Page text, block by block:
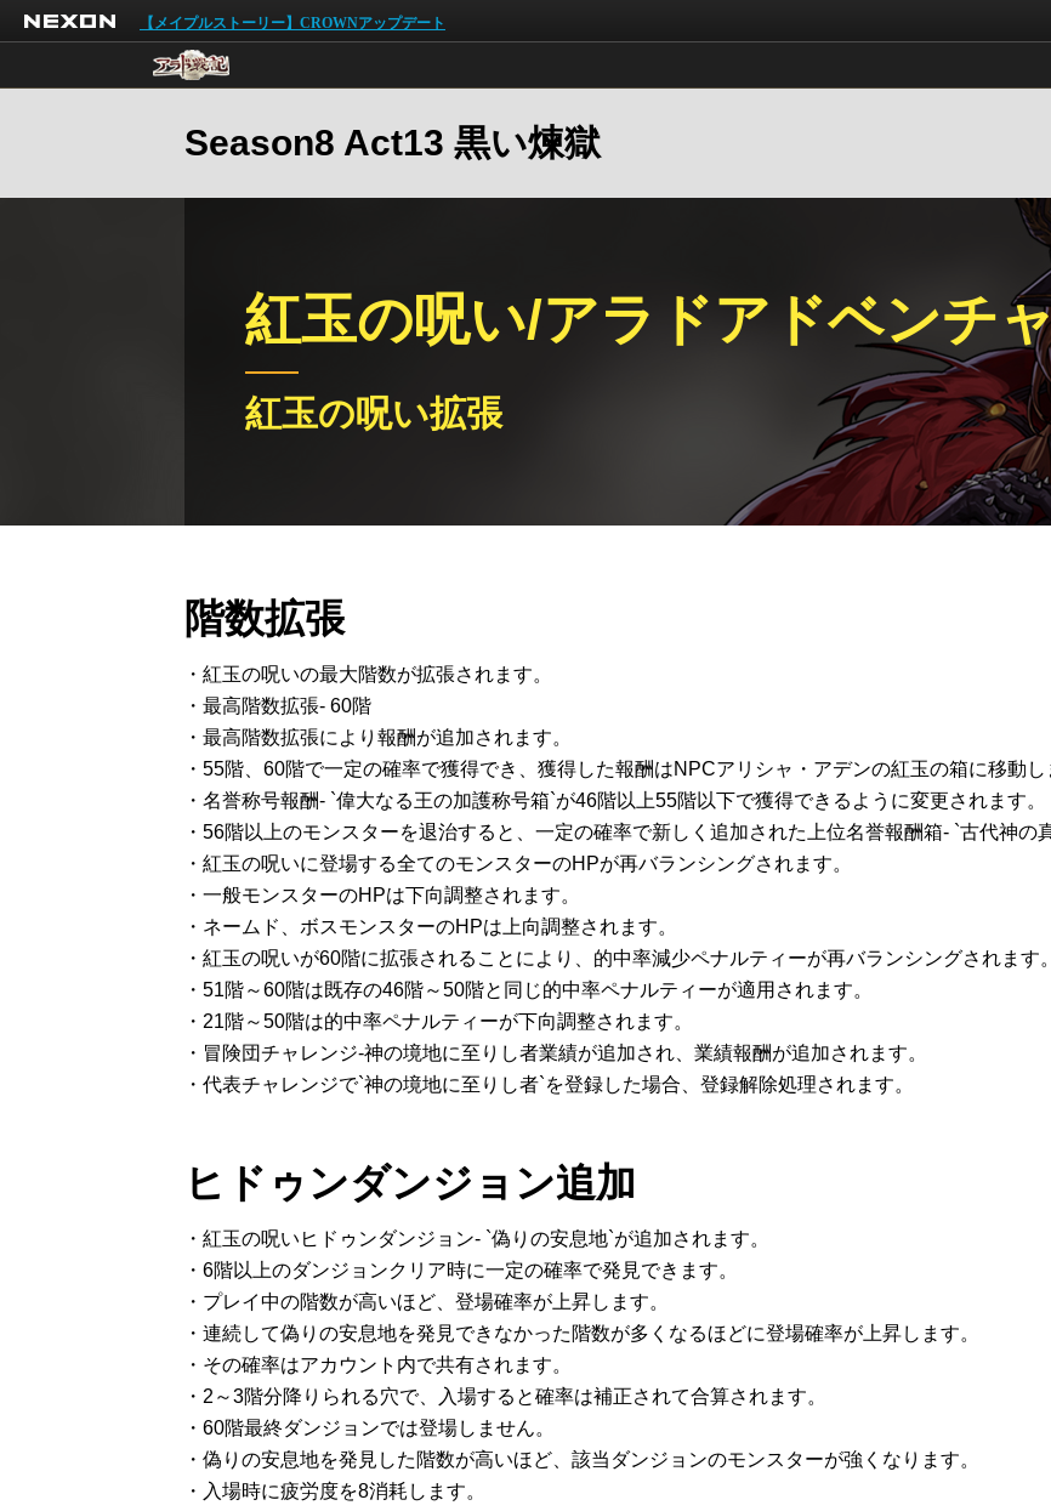
NEXON
【メイプルストーリー】CROWNアップデート
Season8 Act13 黒い煉獄
紅玉の呪い/アラドアドベンチ
紅玉の呪い拡張
階数拡張
・紅玉の呪いの最大階数が拡張されます。
・最高階数拡張- 60階
・最高階数拡張により報酬が追加されます。
・55階、60階で一定の確率で獲得でき、獲得した報酬はNPCアリシャ・アデンの紅玉の箱に移動し
・名誉称号報酬- `偉大なる王の加護称号箱`が46階以上55階以下で獲得できるように変更されます。
・56階以上のモンスターを退治すると、一定の確率で新しく追加された上位名誉報酬箱- `古代神の
・紅玉の呪いに登場する全てのモンスターのHPが再バランシングされます。
・一般モンスターのHPは下向調整されます。
・ネームド、ボスモンスターのHPは上向調整されます。
・紅玉の呪いが60階に拡張されることにより、的中率減少ペナルティーが再バランシングされます。
・51階～60階は既存の46階～50階と同じ的中率ペナルティーが適用されます。
・21階～50階は的中率ペナルティーが下向調整されます。
・冒険団チャレンジ-神の境地に至りし者業績が追加され、業績報酬が追加されます。
・代表チャレンジで`神の境地に至りし者`を登録した場合、登録解除処理されます。
ヒドゥンダンジョン追加
・紅玉の呪いヒドゥンダンジョン- `偽りの安息地`が追加されます。
・6階以上のダンジョンクリア時に一定の確率で発見できます。
・プレイ中の階数が高いほど、登場確率が上昇します。
・連続して偽りの安息地を発見できなかった階数が多くなるほどに登場確率が上昇します。
・その確率はアカウント内で共有されます。
・2～3階分降りられる穴で、入場すると確率は補正されて合算されます。
・60階最終ダンジョンでは登場しません。
・偽りの安息地を発見した階数が高いほど、該当ダンジョンのモンスターが強くなります。
・入場時に疲労度を8消耗します。